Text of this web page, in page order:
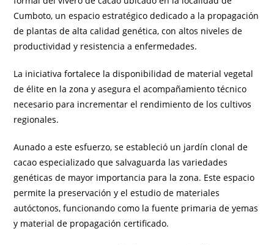
Cumboto, un espacio estratégico dedicado a la propagación
de plantas de alta calidad genética, con altos niveles de
productividad y resistencia a enfermedades.
La iniciativa fortalece la disponibilidad de material vegetal
de élite en la zona y asegura el acompañamiento técnico
necesario para incrementar el rendimiento de los cultivos
regionales.
Aunado a este esfuerzo, se estableció un jardín clonal de
cacao especializado que salvaguarda las variedades
genéticas de mayor importancia para la zona. Este espacio
permite la preservación y el estudio de materiales
autóctonos, funcionando como la fuente primaria de yemas
y material de propagación certificado.